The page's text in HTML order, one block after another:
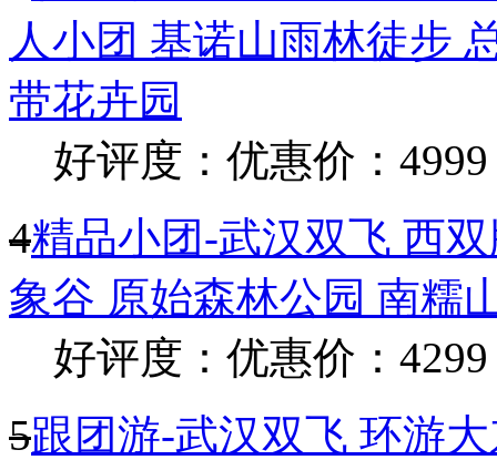
人小团 基诺山雨林徒步
带花卉园
好评度： 优惠价：4999
4精品小团-武汉双飞 西
象谷 原始森林公园 南糯
好评度： 优惠价：4299
5跟团游-武汉双飞 环游